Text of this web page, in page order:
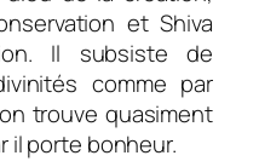
et Shiva
Il subsiste de
comme par
trouve quasiment
il porte bonheur.